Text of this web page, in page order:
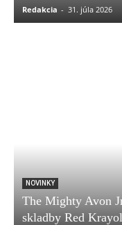
Redakcia - 31. júla 2026
NOVINKY
The Mighty Avon
skladby Red